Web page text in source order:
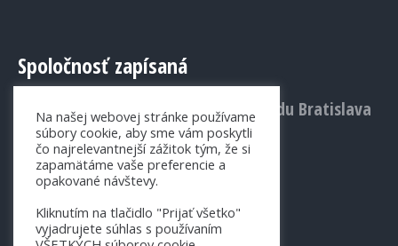
Spoločnosť zapísaná
v Obchodnom registri Mestského súdu Bratislava
III., Vložka č.: 1156/B
Na našej webovej stránke používame
súbory cookie, aby sme vám poskytli
čo najrelevantnejší zážitok tým, že si
zapamätáme vaše preferencie a
opakované návštevy.
Kliknutím na tlačidlo "Prijať všetko"
vyjadrujete súhlas s používaním